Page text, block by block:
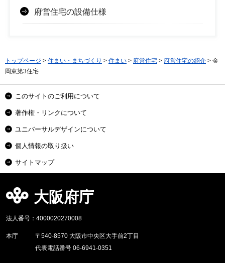
府営住宅の設備仕様
トップページ > 住まい・まちづくり > 住まい > 府営住宅 > 府営住宅の紹介 > 金
岡東第3住宅
このサイトのご利用について
著作権・リンクについて
ユニバーサルデザインについて
個人情報の取り扱い
サイトマップ
大阪府庁
法人番号：4000020270008
本庁
〒540-8570 大阪市中央区大手前2丁目
代表電話番号 06-6941-0351